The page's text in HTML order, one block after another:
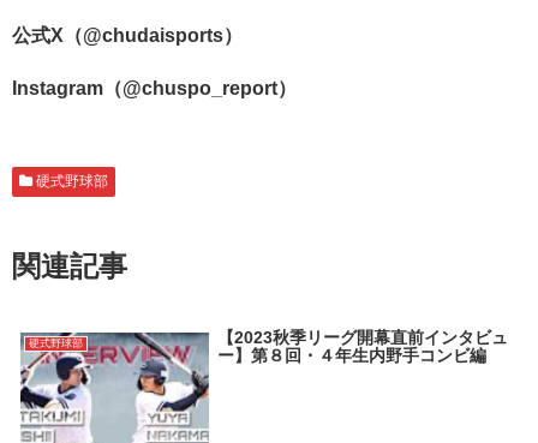
公式X（@chudaisports）
Instagram（@chuspo_report）
硬式野球部
関連記事
硬式野球部
【2023秋季リーグ開幕直前インタビュ
ー】第８回・４年生内野手コンビ編